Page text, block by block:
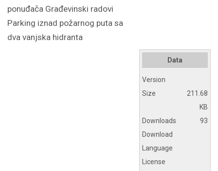
ponuđača Građevinski radovi
Parking iznad požarnog puta sa
dva vanjska hidranta
Data
Version
Size
211.68
KB
Downloads
93
Download
Language
License